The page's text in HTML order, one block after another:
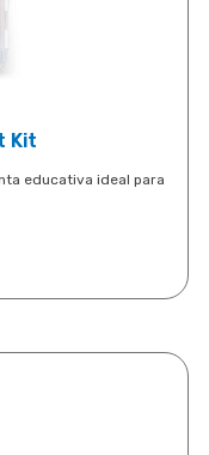
Kit
educativa ideal para